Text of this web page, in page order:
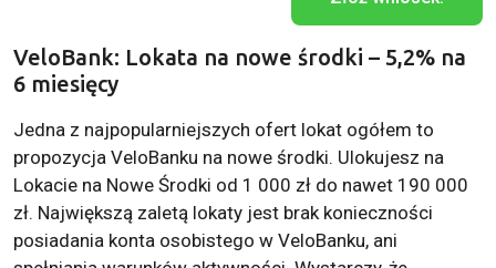
VeloBank: Lokata na nowe środki – 5,2% na
6 miesięcy
Jedna z najpopularniejszych ofert lokat ogółem to
propozycja VeloBanku na nowe środki. Ulokujesz na
Lokacie na Nowe Środki od 1 000 zł do nawet 190 000
zł. Największą zaletą lokaty jest brak konieczności
posiadania konta osobistego w VeloBanku, ani